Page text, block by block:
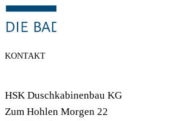
KONTAKT
HSK Duschkabinenbau KG
Zum Hohlen Morgen 22